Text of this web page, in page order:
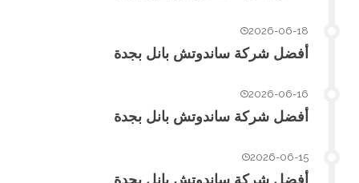
2026-06-18
أفضل شركة ساندوتش بانل بجدة
2026-06-16
أفضل شركة ساندوتش بانل بجدة
2026-06-15
أفضل شركة ساندوتش بانل بجدة